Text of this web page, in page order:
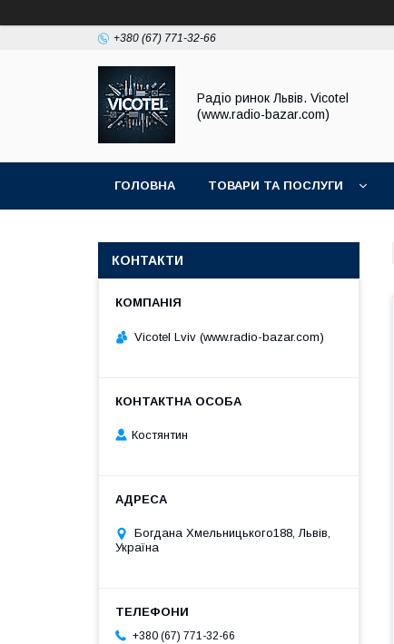
+380 (67) 771-32-66
Радіо ринок Львів. Vicotel
(www.radio-bazar.com)
ГОЛОВНА ТОВАРИ ТА ПОСЛУГИ
КОНТАКТИ
Vicotel Lviv (www.radio-bazar.com)
Костянтин
Богдана Хмельницького188, Львів,
Україна
+380 (67) 771-32-66